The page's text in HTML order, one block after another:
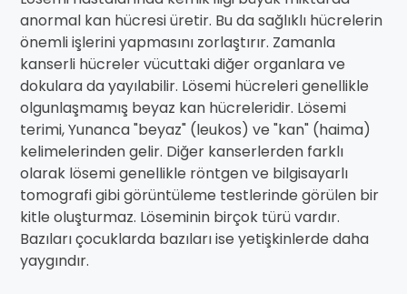
anormal kan hücresi üretir. Bu da sağlıklı hücrelerin
önemli işlerini yapmasını zorlaştırır. Zamanla
kanserli hücreler vücuttaki diğer organlara ve
dokulara da yayılabilir. Lösemi hücreleri genellikle
olgunlaşmamış beyaz kan hücreleridir. Lösemi
terimi, Yunanca "beyaz" (leukos) ve "kan" (haima)
kelimelerinden gelir. Diğer kanserlerden farklı
olarak lösemi genellikle röntgen ve bilgisayarlı
tomografi gibi görüntüleme testlerinde görülen bir
kitle oluşturmaz. Löseminin birçok türü vardır.
Bazıları çocuklarda bazıları ise yetişkinlerde daha
yaygındır.